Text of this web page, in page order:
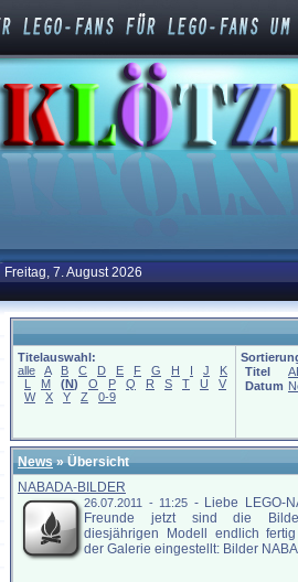
Freitag, 7. August 2026
Titelauswahl:
alle
A B C D E F G H I J
K
L
M (N) O P Q R S T U
V
W
X Y Z 0-9
Titel
Datum
News» Übersicht
NABADA-BILDER
26.07.2011 - 11:25 - Liebe LEGO-
Freunde jetzt sind die
diesjährigen Modell endlich
der Galerie eingestellt: Bilder